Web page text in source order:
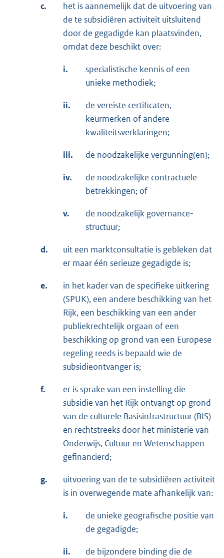
c.
het is aannemelijk dat de uitvoering van
de te subsidiëren activiteit uitsluitend
door de gegadigde kan plaatsvinden,
omdat deze beschikt over:
i.
specialistische kennis of een
unieke methodiek;
ii.
de vereiste certificaten,
keurmerken of andere
kwaliteitsverklaringen;
iii. de noodzakelijke vergunning(en);
iv.
de noodzakelijke contractuele
betrekkingen; of
v.
de noodzakelijk governance-
structuur;
d.
uit een marktconsultatie is gebleken dat
er maar één serieuze gegadigde is;
e.
in het kader van de specifieke uitkering
(SPUK), een andere beschikking van het
Rijk, een beschikking van een ander
publiekrechtelijk orgaan of een
beschikking op grond van een Europese
regeling reeds is bepaald wie de
subsidieontvanger is;
f.
er is sprake van een instelling die
subsidie van het Rijk ontvangt op grond
van de culturele Basisinfrastructuur (BIS)
en rechtstreeks door het ministerie van
Onderwijs, Cultuur en Wetenschappen
gefinancierd;
g.
uitvoering van de te subsidiëren activiteit
is in overwegende mate afhankelijk van:
i.
de unieke geografische positie van
de gegadigde;
ii. de bijzondere binding die de